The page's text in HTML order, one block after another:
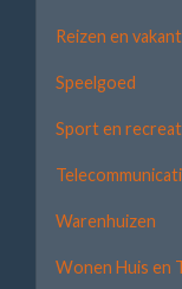
Reizen en
Speelgoed
Sport en
Warenhuizen
Wonen Huis en